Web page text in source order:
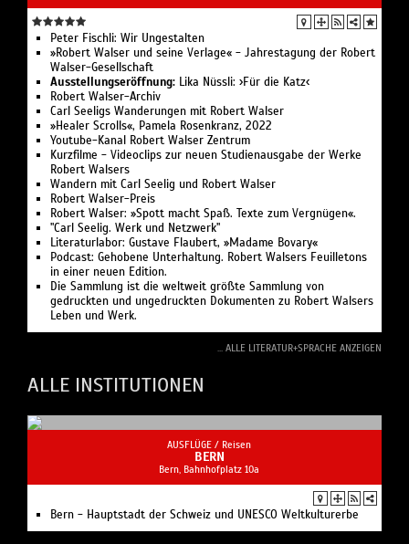
Peter Fischli: Wir Ungestalten
»Robert Walser und seine Verlage« - Jahrestagung der Robert
Walser-Gesellschaft
Ausstellungseröffnung: Lika Nüssli: ›Für die Katz‹
Robert Walser-Archiv
Carl Seeligs Wanderungen mit Robert Walser
»Healer Scrolls«, Pamela Rosenkranz, 2022
Youtube-Kanal Robert Walser Zentrum
Kurzfilme - Videoclips zur neuen Studienausgabe der Werke
Robert Walsers
Wandern mit Carl Seelig und Robert Walser
Robert Walser-Preis
Robert Walser: »Spott macht Spaß. Texte zum Vergnügen«.
"Carl Seelig. Werk und Netzwerk"
Literaturlabor: Gustave Flaubert, »Madame Bovary«
Podcast: Gehobene Unterhaltung. Robert Walsers Feuilletons
in einer neuen Edition.
Die Sammlung ist die weltweit größte Sammlung von
gedruckten und ungedruckten Dokumenten zu Robert Walsers
Leben und Werk.
... ALLE LITERATUR+SPRACHE ANZEIGEN
ALLE INSTITUTIONEN
AUSFLÜGE / Reisen
BERN
Bern, Bahnhofplatz 10a
Bern - Hauptstadt der Schweiz und UNESCO Weltkulturerbe